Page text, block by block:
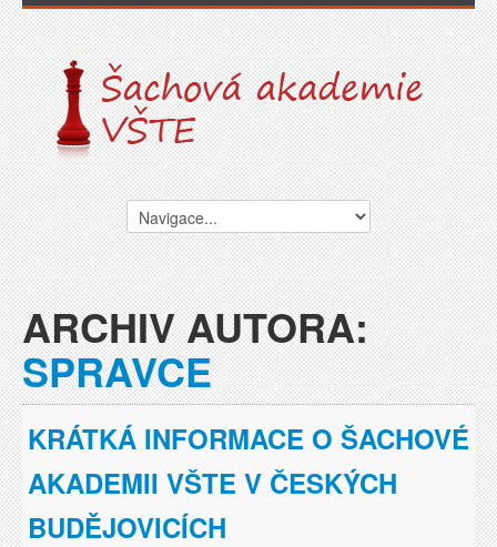
ARCHIV AUTORA:
SPRAVCE
KRÁTKÁ INFORMACE O ŠACHOVÉ
AKADEMII VŠTE V ČESKÝCH
BUDĚJOVICÍCH